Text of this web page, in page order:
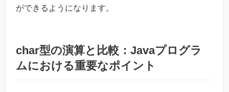
ができるようになります。
char型の演算と比較：Javaプログラ
ムにおける重要なポイント